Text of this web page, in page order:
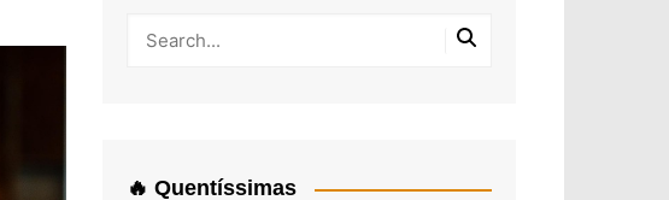
🔥 Quentíssimas